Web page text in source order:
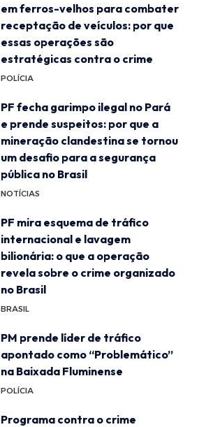
em ferros-velhos para combater
receptação de veículos: por que
essas operações são
estratégicas contra o crime
POLÍCIA
PF fecha garimpo ilegal no Pará
e prende suspeitos: por que a
mineração clandestina se tornou
um desafio para a segurança
pública no Brasil
NOTÍCIAS
PF mira esquema de tráfico
internacional e lavagem
bilionária: o que a operação
revela sobre o crime organizado
no Brasil
BRASIL
PM prende líder de tráfico
apontado como “Problemático”
na Baixada Fluminense
POLÍCIA
Programa contra o crime